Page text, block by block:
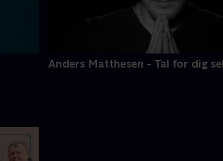
Anders Matthesen - Tal for dig